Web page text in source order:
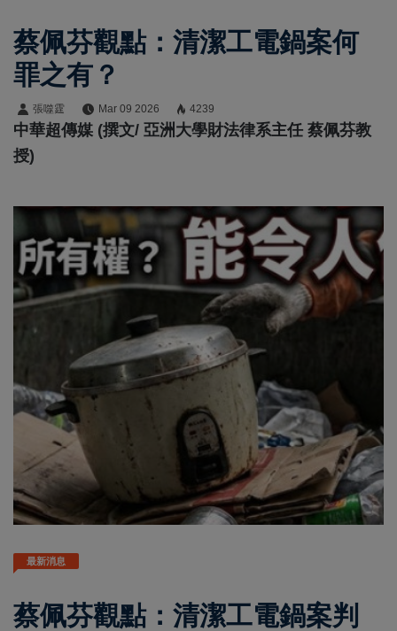
蔡佩芬觀點：清潔工電鍋案何
罪之有？
張噬霆 Mar 09 2026 4239
中華超傳媒 (撰文/ 亞洲大學財法律系主任 蔡佩芬教
授)
最新消息
蔡佩芬觀點：清潔工電鍋案判